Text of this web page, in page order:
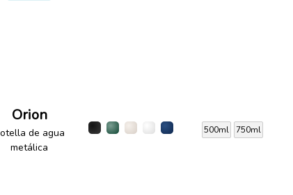
Orion
de agua
metálica
500ml 750ml